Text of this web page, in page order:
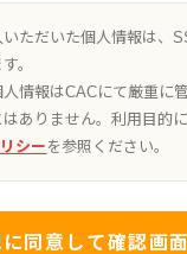
ただいた個人情報は、
。
情報はCACにて厳重に
ありません。利用目的
シー を参照ください。
に同意して確認画